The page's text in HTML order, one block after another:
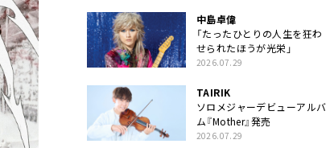
中島卓偉
「たったひとりの人生を狂わ
せられたほうが光栄」
2026.07.29
TAIRIK
ソロメジャーデビューアルバ
ム『Mother』発売
2026.07.29